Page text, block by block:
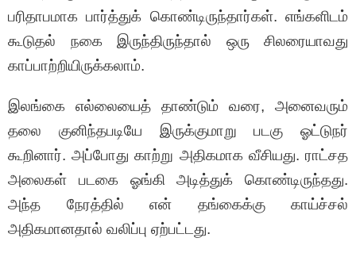
பரிதாபமாக பார்த்துக் கொண்டிருந்தார்கள். எங்களிடம்
கூடுதல் நகை இருந்திருந்தால் ஒரு சிலரையாவது
காப்பாற்றியிருக்கலாம்.
இலங்கை எல்லையைத் தாண்டும் வரை, அனைவரும்
தலை குனிந்தபடியே இருக்குமாறு படகு ஓட்டுநர்
கூறினார். அப்போது காற்று அதிகமாக வீசியது. ராட்சத
அலைகள் படகை ஓங்கி அடித்துக் கொண்டிருந்தது.
அந்த நேரத்தில் என் தங்கைக்கு காய்ச்சல்
அதிகமானதால் வலிப்பு ஏற்பட்டது.